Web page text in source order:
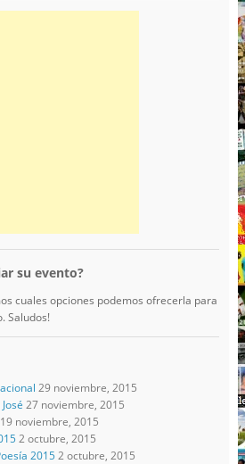
su evento?
cuales opciones podemos ofrecerla para
Saludos!
29 noviembre, 2015
27 noviembre, 2015
19 noviembre, 2015
2 octubre, 2015
2015 2 octubre, 2015